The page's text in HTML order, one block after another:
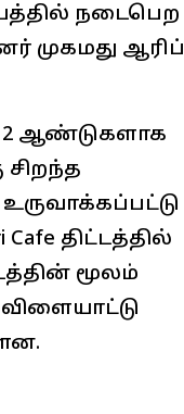
நடைபெற
முகமது ஆரிப்
ஆண்டுகளாக
திட்டத்தில்
மூலம்